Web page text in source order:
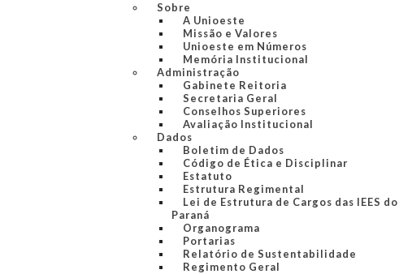
Sobre
A Unioeste
Missão e Valores
Unioeste em Números
Memória Institucional
Administração
Gabinete Reitoria
Secretaria Geral
Conselhos Superiores
Avaliação Institucional
Dados
Boletim de Dados
Código de Ética e Disciplinar
Estatuto
Estrutura Regimental
Lei de Estrutura de Cargos das IEES do
Paraná
Organograma
Portarias
Relatório de Sustentabilidade
Regimento Geral